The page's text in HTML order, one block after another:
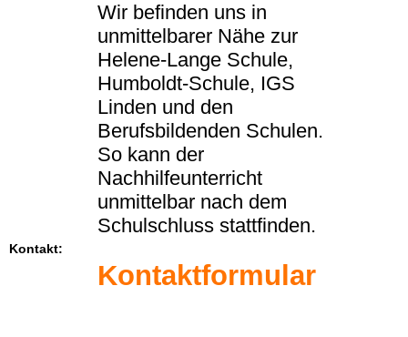
Wir befinden uns in
unmittelbarer Nähe zur
Helene-Lange Schule,
Humboldt-Schule, IGS
Linden und den
Berufsbildenden Schulen.
So kann der
Nachhilfeunterricht
unmittelbar nach dem
Schulschluss stattfinden.
Kontakt:
Kontaktformular